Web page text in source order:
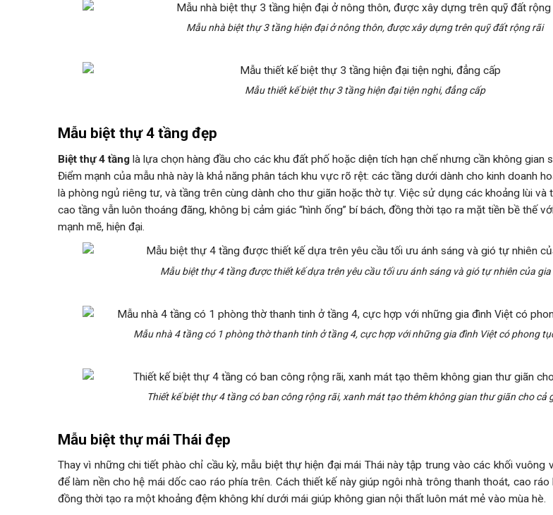
Mẫu nhà biệt thự 3 tầng hiện đại ở nông thôn, được xây dựng trên quỹ đất rộng rãi
Mẫu thiết kế biệt thự 3 tầng hiện đại tiện nghi, đẳng cấp
Mẫu biệt thự 4 tầng đẹp
Biệt thự 4 tầng là lựa chọn hàng đầu cho các khu đất phố hoặc diện tích hạn chế nhưng cần không gian
Điểm mạnh của mẫu nhà này là khả năng phân tách khu vực rõ rệt: các tầng dưới dành cho kinh doanh
là phòng ngủ riêng tư, và tầng trên cùng dành cho thư giãn hoặc thờ tự. Việc sử dụng các khoảng lùi và
cao tầng vẫn luôn thoáng đãng, không bị cảm giác “hình ống” bí bách, đồng thời tạo ra mặt tiền bề thế
mạnh mẽ, hiện đại.
Mẫu biệt thự 4 tầng được thiết kế dựa trên yêu cầu tối ưu ánh sáng và gió tự nhiên của gia
Mẫu nhà 4 tầng có 1 phòng thờ thanh tinh ở tầng 4, cực hợp với những gia đình Việt có phong
Thiết kế biệt thự 4 tầng có ban công rộng rãi, xanh mát tạo thêm không gian thư giãn cho cả
Mẫu biệt thự mái Thái đẹp
Thay vì những chi tiết phào chỉ cầu kỳ, mẫu biệt thự hiện đại mái Thái này tập trung vào các khối vuông
để làm nền cho hệ mái dốc cao ráo phía trên. Cách thiết kế này giúp ngôi nhà trông thanh thoát, cao
đồng thời tạo ra một khoảng đệm không khí dưới mái giúp không gian nội thất luôn mát mẻ vào mùa hè.